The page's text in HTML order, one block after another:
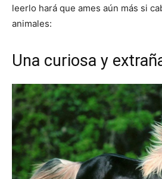
leerlo hará que ames aún más si
animales:
Una curiosa y